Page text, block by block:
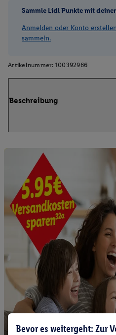
Sammle Lidl Punkte mit
Anmelden oder Konto
sammeln.
Artikelnummer: 100392966
Beschreibung
Bevor es weitergeht: Zur